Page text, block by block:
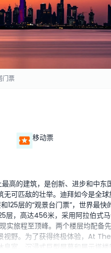
门票
移动票
高的建筑，是创新、进步和中东
无可匹敌的壮举。迪拜如今是全
125层的“观景台门票”，世界最
层，高达456米，采用阿拉伯式
实旅程至顶峰。两个楼层均配备
视野。为了获得终极体验，At
室、沉浸式巨型屏幕和展示塔楼